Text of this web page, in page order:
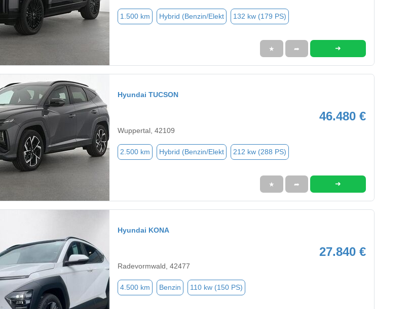
1.500 km Hybrid (Benzin/Elekt 132 kw (179 PS)
★ ➦ ➜
Hyundai TUCSON
46.480 €
Wuppertal, 42109
2.500 km Hybrid (Benzin/Elekt 212 kw (288 PS)
★ ➦ ➜
Hyundai KONA
27.840 €
Radevormwald, 42477
4.500 km Benzin 110 kw (150 PS)